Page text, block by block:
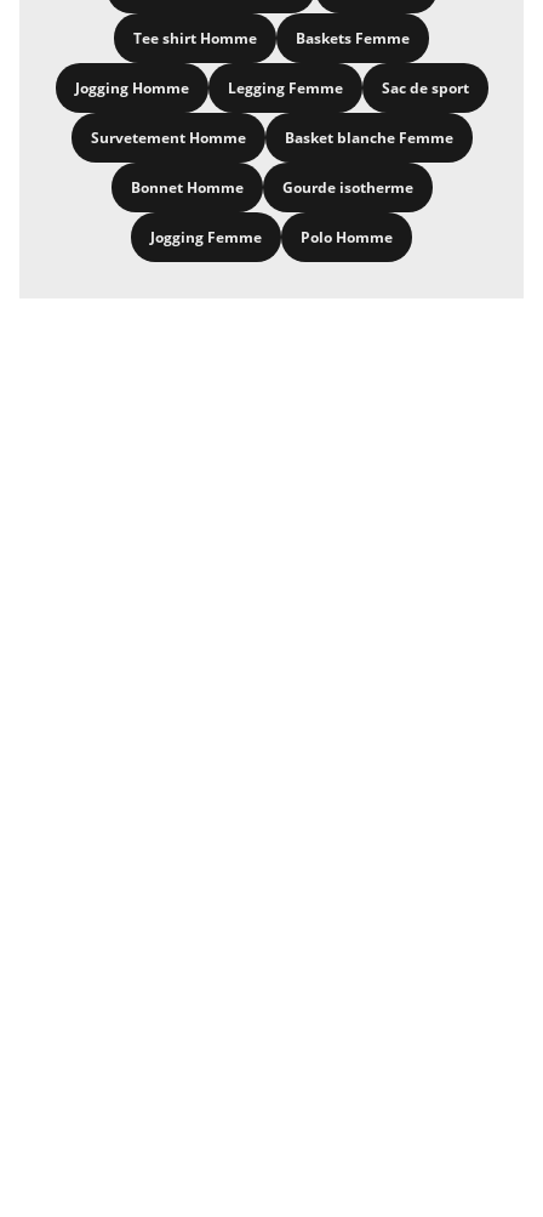
Tee shirt Homme Baskets Femme
Jogging Homme Legging Femme Sac de sport
Survetement Homme Basket blanche Femme
Bonnet Homme Gourde isotherme
Jogging Femme Polo Homme